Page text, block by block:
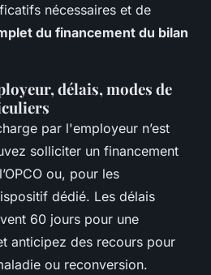
nécessaires et de
du financement du bilan
délais, modes de
par l'employeur n’est
solliciter un financement
ou, pour les
dédié. Les délais
60 jours pour une
anticipez des recours pour
ou reconversion.